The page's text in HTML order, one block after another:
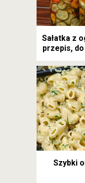
Sałatka z
przepis,
Szybki